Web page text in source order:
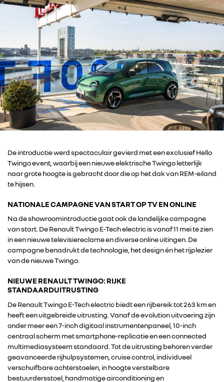
De introductie werd spectaculair gevierd met een exclusief Hello
Twingo event, waarbij een nieuwe elektrische Twingo letterlijk
naar grote hoogte is gebracht door die op het dak van REM-eiland
te hijsen.
NATIONALE CAMPAGNE VAN START OP TV EN ONLINE
Na de showroomintroductie gaat ook de landelijke campagne
van start. De Renault Twingo E-Tech electric is vanaf 11 mei te zien
in een nieuwe televisiereclame en diverse online uitingen. De
campagne benadrukt de technologie, het design én het rijplezier
van de nieuwe Twingo.
NIEUWE RENAULT TWINGO: RIJKE
STANDAARDUITRUSTING
De Renault Twingo E-Tech electric biedt een rijbereik tot 263 km en
heeft een uitgebreide uitrusting. Vanaf de evolution uitvoering zijn
onder meer een 7-inch digitaal instrumentenpaneel, 10-inch
centraal scherm met smartphone-replicatie en een connected
multimediasysteem standaard. Tot de uitrusting behoren verder
geavanceerde rijhulpsystemen, cruise control, individueel
verschuifbare achterstoelen, in hoogte verstelbare
bestuurdersstoel, handmatige airconditioning en